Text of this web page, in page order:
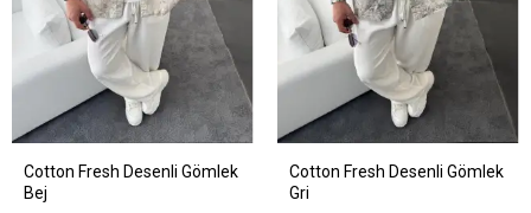
Cotton Fresh Desenli Gömlek
Bej
Cotton Fresh Desenli Gömlek
Gri